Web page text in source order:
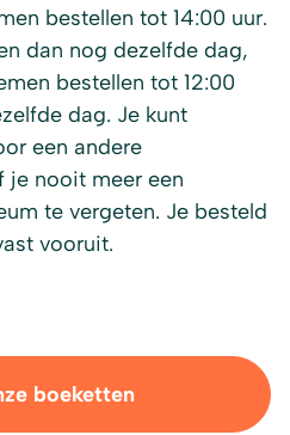
bestellen tot 14:00 uur.
dan nog dezelfde dag,
bestellen tot 12:00
dag. Je kunt
een andere
je nooit meer een
te vergeten. Je besteld
vooruit.
boeketten